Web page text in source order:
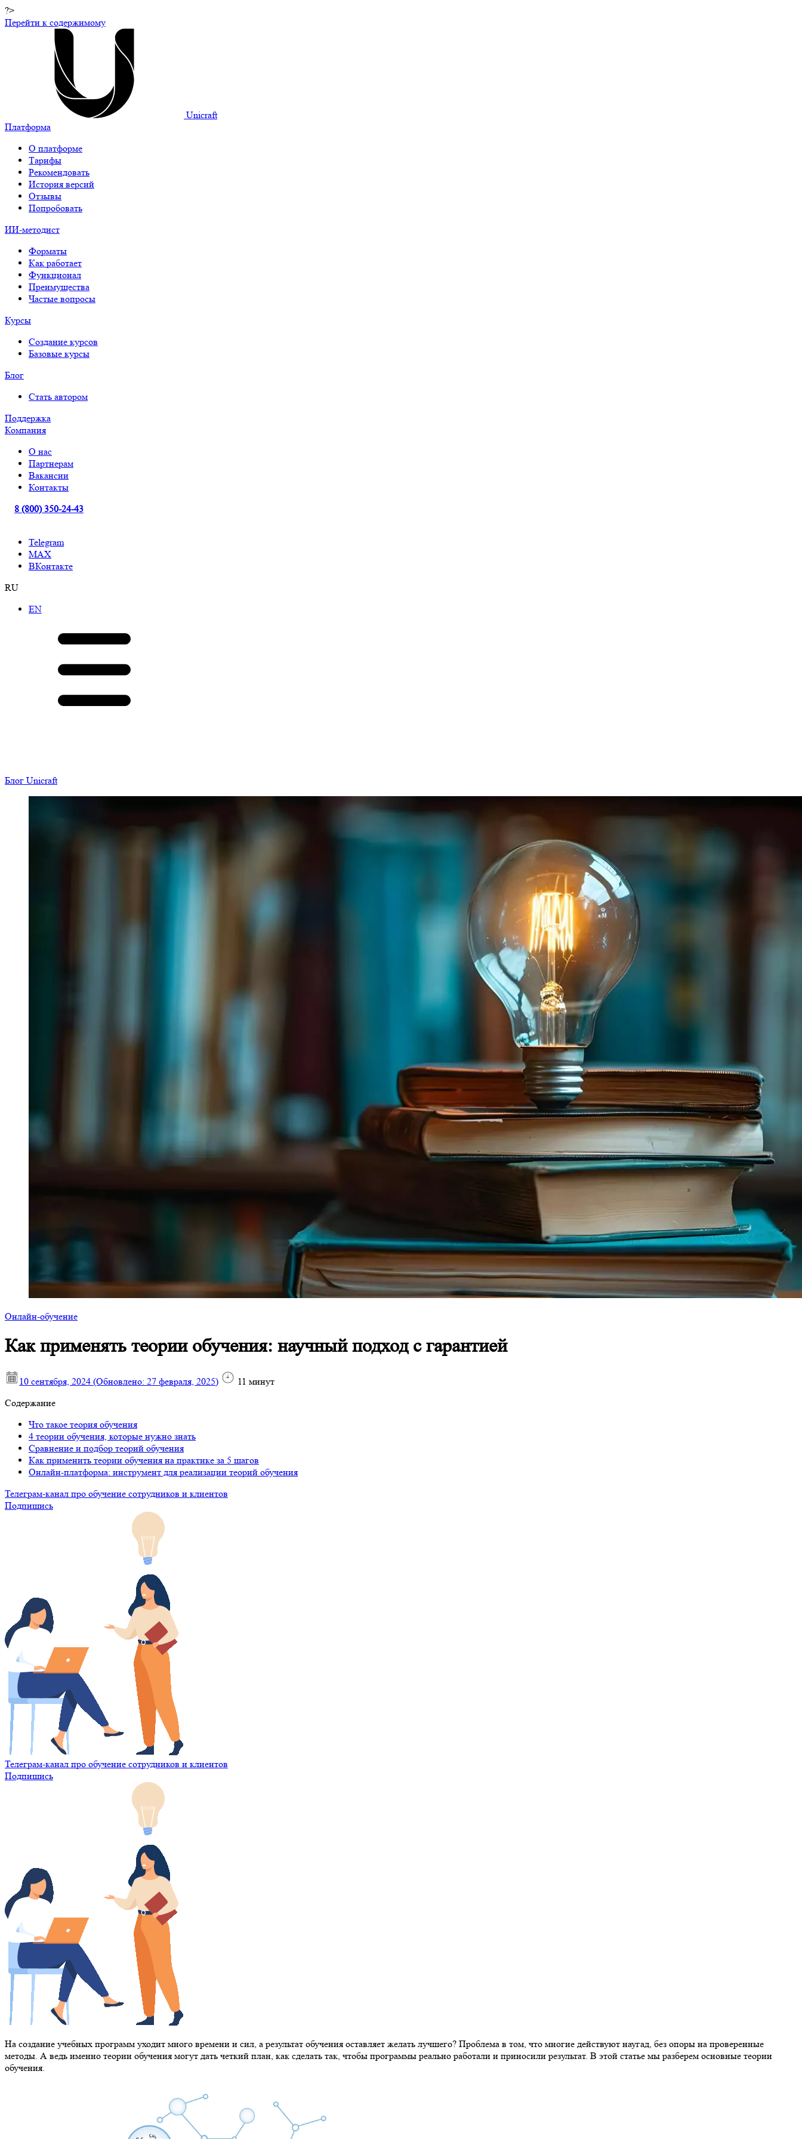
?>
Перейти к содержимому
Unicraft
Платформа
О платформе
Тарифы
Рекомендовать
История версий
Отзывы
Попробовать
ИИ-методист
Форматы
Как работает
Функционал
Преимущества
Частые вопросы
Курсы
Создание курсов
Базовые курсы
Блог
Стать автором
Поддержка
Компания
О нас
Партнерам
Вакансии
Контакты
8 (800) 350-24-43
Telegram
МАХ
ВКонтакте
RU
EN
Блог Unicraft
Онлайн-обучение
Как применять теории обучения: научный подход с гарантией
10 сентября, 2024 (Обновлено: 27 февраля, 2025) 11 минут
Содержание
Что такое теория обучения
4 теории обучения, которые нужно знать
Сравнение и подбор теорий обучения
Как применить теории обучения на практике за 5 шагов
Онлайн-платформа: инструмент для реализации теорий обучения
Телеграм-канал про обучение сотрудников и клиентов
Подпишись
Телеграм-канал про обучение сотрудников и клиентов
Подпишись
На создание учебных программ уходит много времени и сил, а результат обучения оставляет желать лучшего? Проблема в том, что многие действуют наугад, без опоры на проверенные
методы. А ведь именно теории обучения могут дать четкий план, как сделать так, чтобы программы реально работали и приносили результат. В этой статье мы разберем основные теории
обучения.